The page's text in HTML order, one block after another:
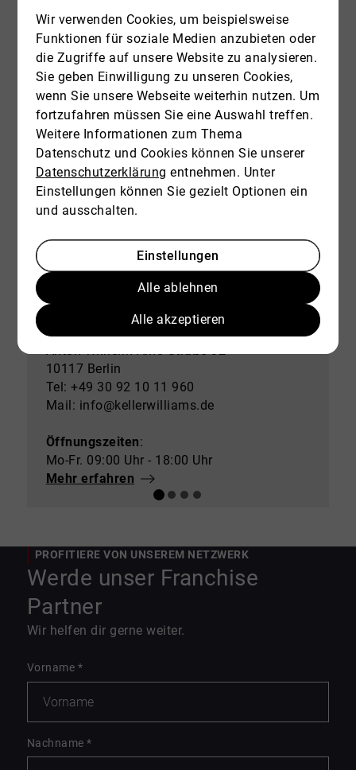
Marketcenter Berlin
Keller Williams Team Berlin City
10117 Berlin
Tel: +49 30 92 10 11 960
Mail: info@kellerwilliams.de
Öffnungszeiten:
Mo-Fr. 09:00 Uhr - 18:00 Uhr
Mehr erfahren
PROFITIERE VON UNSEREM NETZWERK
Werde unser Franchise
Partner
Wir helfen dir gerne weiter.
Vorname *
Nachname*
Wir verwenden Cookies, um beispielsweise
Funktionen für soziale Medien anzubieten oder
die Zugriffe auf unsere Website zu analysieren.
Sie geben Einwilligung zu unseren Cookies,
wenn Sie unsere Webseite weiterhin nutzen. Um
fortzufahren müssen Sie eine Auswahl treffen.
Weitere Informationen zum Thema
Datenschutz und Cookies können Sie unserer
Datenschutzerklärung entnehmen. Unter
Einstellungen können Sie gezielt Optionen ein
und ausschalten.
Einstellungen
Alle ablehnen
Alle akzeptieren